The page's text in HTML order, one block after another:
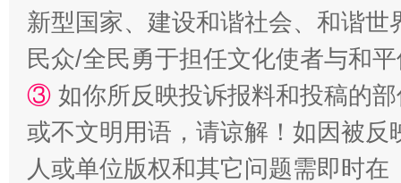
新型国家、建设和谐社会、和谐
民众/全民勇于担任文化使者与和
③ 如你所反映投诉报料和投稿的
或不文明用语，请谅解！如因被
人或单位版权和其它问题需即时在